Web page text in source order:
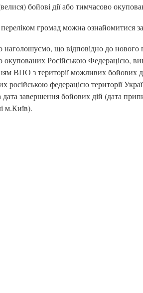
бойові дії або тимчасово
громад можна ознайомитися за
наголошуємо, що відповідно до нового
окупованих Російською Федерацією,
ВПО з території можливих бойових
російською федерацією території
дата завершення бойових дій (дата
м.Київ).